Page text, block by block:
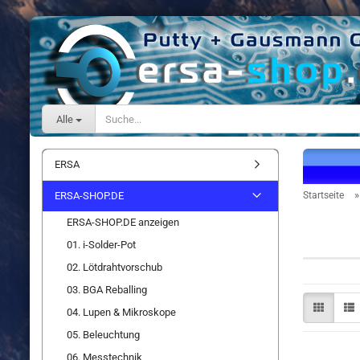
Alle
Startseite »
ERSA
ERSA-SHOP.DE
ERSA-SHOP.DE anzeigen
01. i-Solder-Pot
02. Lötdrahtvorschub
03. BGA Reballing
04. Lupen & Mikroskope
05. Beleuchtung
06. Messtechnik